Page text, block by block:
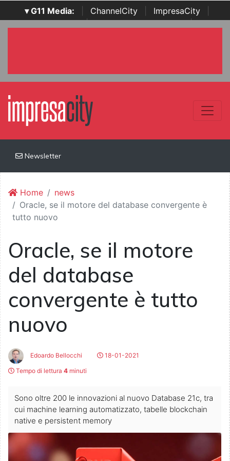
▾ G11 Media: ChannelCity ImpresaCity
SecurityOpenLab | Italian Channel Awards | Italian
Newsletter
Home
news
Oracle, se il motore del database convergente è
tutto nuovo
Oracle, se il motore
del database
convergente è tutto
nuovo
Edoardo Bellocchi
18-01-2021
Tempo di lettura 4 minuti
Sono oltre 200 le innovazioni al nuovo Database 21c, tra
cui machine learning automatizzato, tabelle blockchain
native e persistent memory